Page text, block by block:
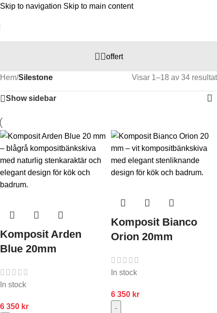
Skip to navigation Skip to main content
offert
Hem/Silestone Visar 1–18 av 34 resultat
Show sidebar
Komposit Arden
Blue 20mm
In stock
6 350 kr
Komposit Bianco
Orion 20mm
In stock
6 350 kr
-